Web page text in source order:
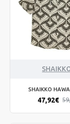
SHAIKKO
47,92€